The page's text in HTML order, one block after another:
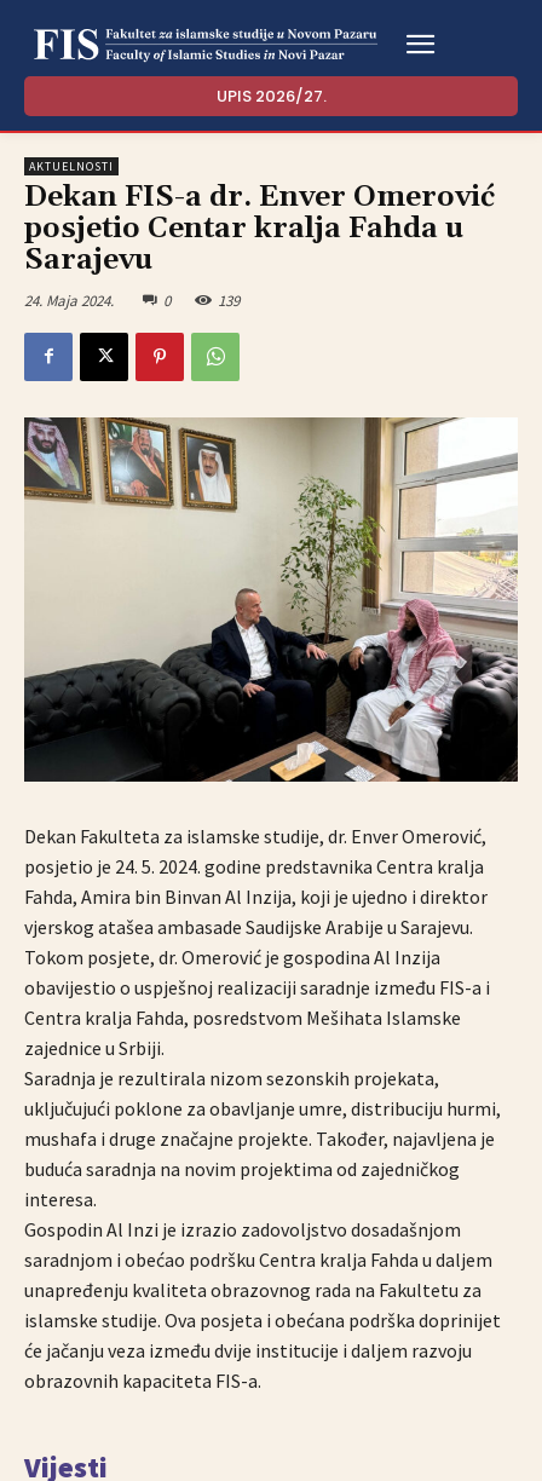
UPIS 2026/27.
AKTUELNOSTI
Dekan FIS-a dr. Enver Omerović
posjetio Centar kralja Fahda u
Sarajevu
24. Maja 2024. 0 139
Dekan Fakulteta za islamske studije, dr. Enver Omerović,
posjetio je 24. 5. 2024. godine predstavnika Centra kralja
Fahda, Amira bin Binvan Al Inzija, koji je ujedno i direktor
vjerskog atašea ambasade Saudijske Arabije u Sarajevu.
Tokom posjete, dr. Omerović je gospodina Al Inzija
obavijestio o uspješnoj realizaciji saradnje između FIS-a i
Centra kralja Fahda, posredstvom Mešihata Islamske
zajednice u Srbiji.
Saradnja je rezultirala nizom sezonskih projekata,
uključujući poklone za obavljanje umre, distribuciju hurmi,
mushafa i druge značajne projekte. Također, najavljena je
buduća saradnja na novim projektima od zajedničkog
interesa.
Gospodin Al Inzi je izrazio zadovoljstvo dosadašnjom
saradnjom i obećao podršku Centra kralja Fahda u daljem
unapređenju kvaliteta obrazovnog rada na Fakultetu za
islamske studije. Ova posjeta i obećana podrška doprinijet
će jačanju veza između dvije institucije i daljem razvoju
obrazovnih kapaciteta FIS-a.
Vijesti